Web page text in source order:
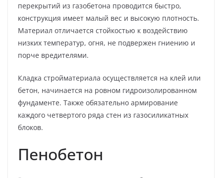
перекрытий из газобетона проводится быстро,
конструкция имеет малый вес и высокую плотность.
Материал отличается стойкостью к воздействию
низких температур, огня, не подвержен гниению и
порче вредителями.
Кладка стройматериала осуществляется на клей или
бетон, начинается на ровном гидроизолированном
фундаменте. Также обязательно армирование
каждого четвертого ряда стен из газосиликатных
блоков.
Пенобетон